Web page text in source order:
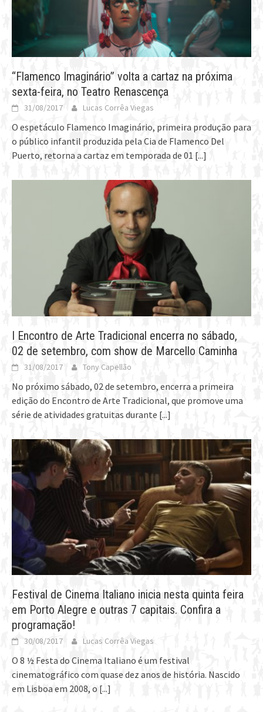
“Flamenco Imaginário” volta a cartaz na próxima
sexta-feira, no Teatro Renascença
31/08/2017 Lucas Corrêa Viegas
O espetáculo Flamenco Imaginário, primeira produção para
o público infantil produzida pela Cia de Flamenco Del
Puerto, retorna a cartaz em temporada de 01 [...]
I Encontro de Arte Tradicional encerra no sábado,
02 de setembro, com show de Marcello Caminha
31/08/2017 Tony Capellão
No próximo sábado, 02 de setembro, encerra a primeira
edição do Encontro de Arte Tradicional, que promove uma
série de atividades gratuitas durante [...]
Festival de Cinema Italiano inicia nesta quinta feira
em Porto Alegre e outras 7 capitais. Confira a
programação!
30/08/2017 Lucas Corrêa Viegas
O 8 ½ Festa do Cinema Italiano é um festival
cinematográfico com quase dez anos de história. Nascido
em Lisboa em 2008, o [...]